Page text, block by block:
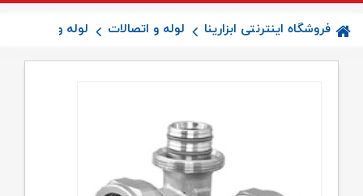
فروشگاه اینترنتی ابزارینا لوله و اتصالات لوله و اتصالات